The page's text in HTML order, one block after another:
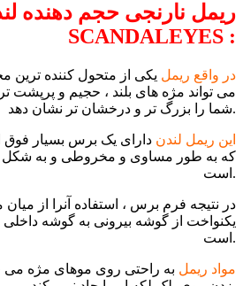
ریمل نارنجی حجم دهنده
SCANDALEYES :
در واقع ریمل یکی از متحول کننده
می تواند مژه های بلند ، حجیم و پرپشت
شما را بزرگ تر و درخشان تر نشان دهد.
این ریمل لندن دارای یک برس بسیار فوق
که به طور مساوی و مخروطی و به شکل
است.
در نتیجه فرم برس ، استفاده آنرا از
یکنواخت از گوشه بیرونی به گوشه
است.
مواد ریمل به راحتی روی موهای مژه می